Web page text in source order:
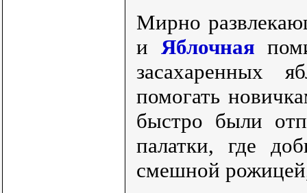
Мирно
и Яблочная
засахаренных
помогать
быстро были
палатки, где
смешной